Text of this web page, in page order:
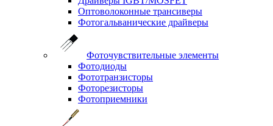
Оптоволоконные трансиверы
Фотогальванические драйверы
Фоточувствительные элементы
Фотодиоды
Фототранзисторы
Фоторезисторы
Фотоприемники